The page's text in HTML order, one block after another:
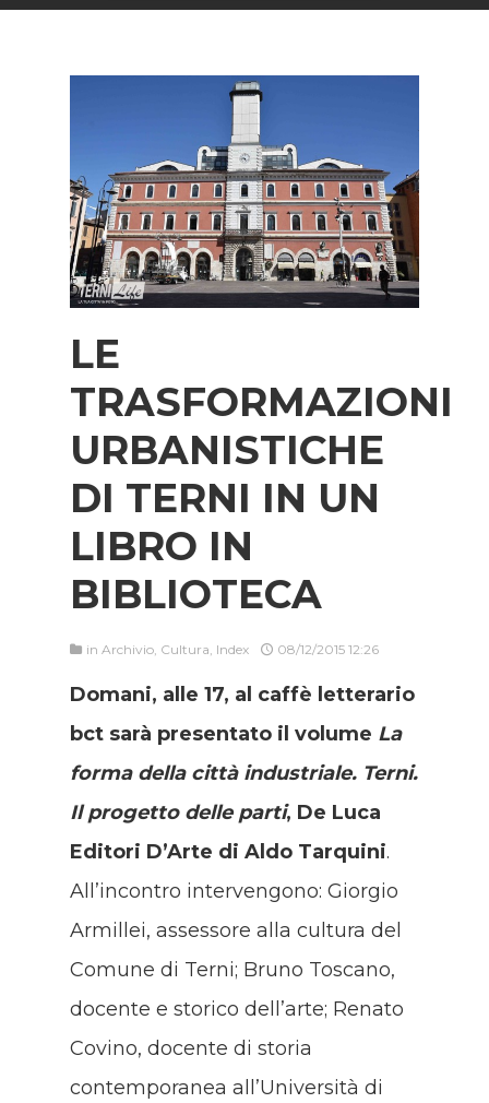
LE
TRASFORMAZIONI
URBANISTICHE
DI TERNI IN UN
LIBRO IN
BIBLIOTECA
in Archivio, Cultura, Index 08/12/2015 12:26
Domani, alle 17, al caffè letterario
bct sarà presentato il volume La
forma della città industriale. Terni.
Il progetto delle parti, De Luca
Editori D’Arte di Aldo Tarquini.
All’incontro intervengono: Giorgio
Armillei, assessore alla cultura del
Comune di Terni; Bruno Toscano,
docente e storico dell’arte; Renato
Covino, docente di storia
contemporanea all’Università di